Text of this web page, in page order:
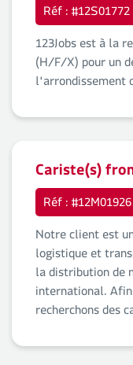
Réf : #12S01772
123Jobs est à la
(H/F/X) pour un
l'arrondissement
Cariste(s)
Réf : #12M01926
Notre client est
logistique et
la distribution de
international.
recherchons des